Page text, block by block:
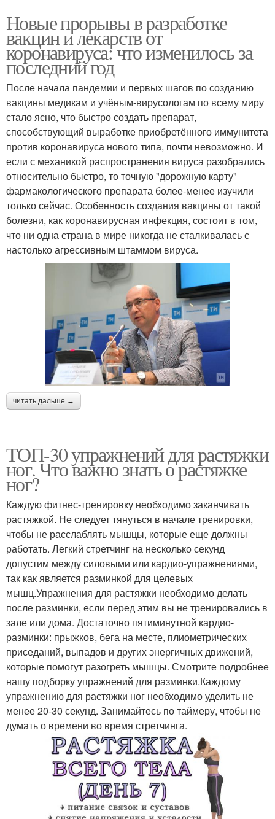
Новые прорывы в разработке
вакцин и лекарств от
коронавируса: что изменилось за
последний год
После начала пандемии и первых шагов по созданию
вакцины медикам и учёным-вирусологам по всему миру
стало ясно, что быстро создать препарат,
способствующий выработке приобретённого иммунитета
против коронавируса нового типа, почти невозможно. И
если с механикой распространения вируса разобрались
относительно быстро, то точную "дорожную карту"
фармакологического препарата более-менее изучили
только сейчас. Особенность создания вакцины от такой
болезни, как коронавирусная инфекция, состоит в том,
что ни одна страна в мире никогда не сталкивалась с
настолько агрессивным штаммом вируса.
читать дальше →
ТОП-30 упражнений для растяжки
ног. Что важно знать о растяжке
ног?
Каждую фитнес-тренировку необходимо заканчивать
растяжкой. Не следует тянуться в начале тренировки,
чтобы не расслаблять мышцы, которые еще должны
работать. Легкий стретчинг на несколько секунд
допустим между силовыми или кардио-упражнениями,
так как является разминкой для целевых
мышц.Упражнения для растяжки необходимо делать
после разминки, если перед этим вы не тренировались в
зале или дома. Достаточно пятиминутной кардио-
разминки: прыжков, бега на месте, плиометрических
приседаний, выпадов и других энергичных движений,
которые помогут разогреть мышцы. Смотрите подробнее
нашу подборку упражнений для разминки.Каждому
упражнению для растяжки ног необходимо уделить не
менее 20-30 секунд. Занимайтесь по таймеру, чтобы не
думать о времени во время стретчинга.